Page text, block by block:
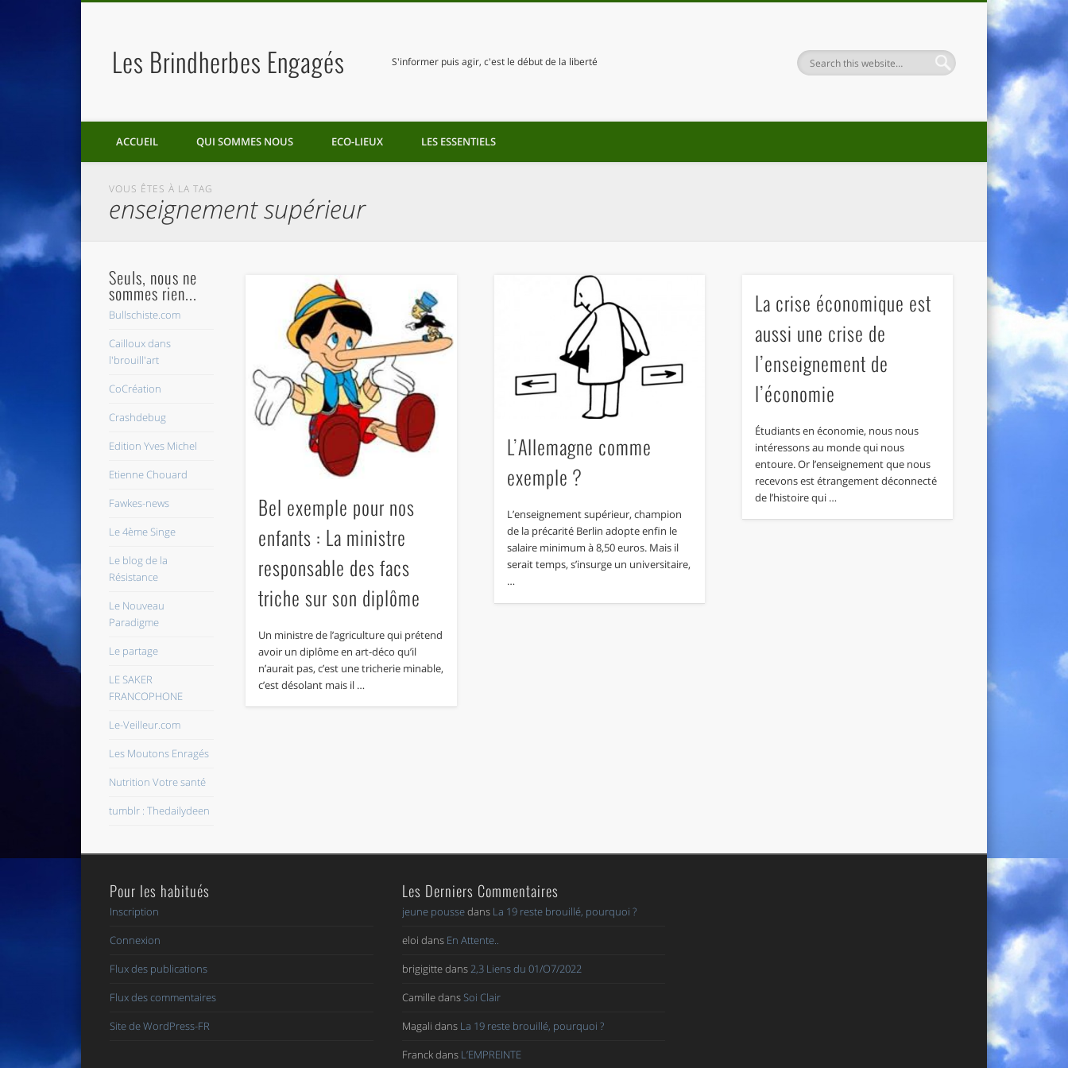
Les Brindherbes Engagés S'informer puis agir, c'est le début de la liberté
ACCUEIL QUI SOMMES NOUS ECO-LIEUX LES ESSENTIELS
VOUS ÊTES À LA TAG
enseignement supérieur
Bel exemple pour nos
enfants : La ministre
responsable des facs
triche sur son diplôme
Un ministre de l’agriculture qui prétend
avoir un diplôme en art-déco qu’il
n’aurait pas, c’est une tricherie minable,
c’est désolant mais il …
L’Allemagne comme
exemple ?
L’enseignement supérieur, champion
de la précarité Berlin adopte enfin le
salaire minimum à 8,50 euros. Mais il
serait temps, s’insurge un universitaire,
…
La crise économique est
aussi une crise de
l’enseignement de
l’économie
Étudiants en économie, nous nous
intéressons au monde qui nous
entoure. Or l’enseignement que nous
recevons est étrangement déconnecté
de l’histoire qui …
Seuls, nous ne
sommes rien...
Bullschiste.com
Cailloux dans
l'brouill'art
CoCréation
Crashdebug
Edition Yves Michel
Etienne Chouard
Fawkes-news
Le 4ème Singe
Le blog de la
Résistance
Le Nouveau
Paradigme
Le partage
LE SAKER
FRANCOPHONE
Le-Veilleur.com
Les Moutons Enragés
Nutrition Votre santé
tumblr : Thedailydeen
Pour les habitués
Inscription
Connexion
Flux des publications
Flux des commentaires
Site de WordPress-FR
Les Derniers Commentaires
jeune poussedans La 19 reste brouillé, pourquoi ?
eloi dans En Attente..
brigigittedans2,3 Liens du 01/O7/2022
CamilledansSoi Clair
Magali dans La 19 reste brouillé, pourquoi ?
Franckdans L’EMPREINTE